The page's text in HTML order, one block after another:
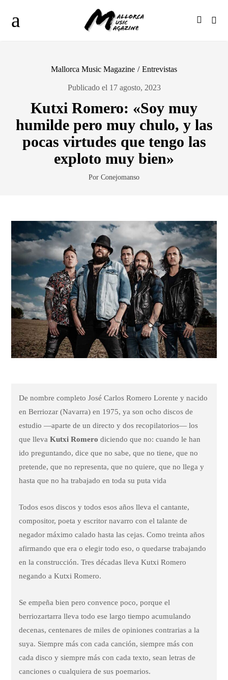
Mallorca Music Magazine / Entrevistas
Publicado el 17 agosto, 2023
Kutxi Romero: «Soy muy
humilde pero muy chulo, y las
pocas virtudes que tengo las
exploto muy bien»
Por Conejomanso
De nombre completo José Carlos Romero Lorente y nacido
en Berriozar (Navarra) en 1975, ya son ocho discos de
estudio —aparte de un directo y dos recopilatorios— los
que llevaKutxi Romerodiciendo que no: cuando le han
ido preguntando, dice que no sabe, que no tiene, que no
pretende, que no representa, que no quiere, que no llega y
hasta que no ha trabajado en toda su puta vida
Todos esos discos y todos esos años lleva el cantante,
compositor, poeta y escritor navarro con el talante de
negador máximo calado hasta las cejas. Como treinta años
afirmando que era o elegir todo eso, o quedarse trabajando
en la construcción. Tres décadas lleva Kutxi Romero
negando a Kutxi Romero.
Se empeña bien pero convence poco, porque el
berriozartarra lleva todo ese largo tiempo acumulando
decenas, centenares de miles de opiniones contrarias a la
suya. Siempre más con cada canción, siempre más con
cada disco y siempre más con cada texto, sean letras de
canciones o cualquiera de sus poemarios.